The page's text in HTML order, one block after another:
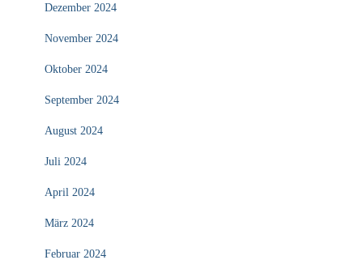
Dezember 2024
November 2024
Oktober 2024
September 2024
August 2024
Juli 2024
April 2024
März 2024
Februar 2024